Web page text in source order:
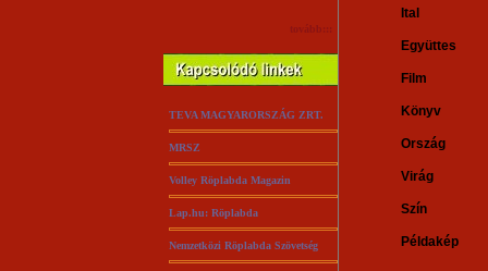
tovább:::
TEVA MAGYARORSZÁG ZRT.
MRSZ
Volley Röplabda Magazin
Lap.hu: Röplabda
Nemzetközi Röplabda Szövetség
Ital
Együttes
Film
Könyv
Ország
Virág
Szín
Példakép